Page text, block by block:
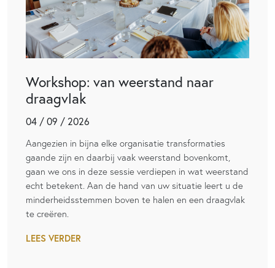
Workshop: van weerstand naar
draagvlak
04 / 09 / 2026
Aangezien in bijna elke organisatie transformaties
gaande zijn en daarbij vaak weerstand bovenkomt,
gaan we ons in deze sessie verdiepen in wat weerstand
echt betekent. Aan de hand van uw situatie leert u de
minderheidsstemmen boven te halen en een draagvlak
te creëren.
LEES VERDER